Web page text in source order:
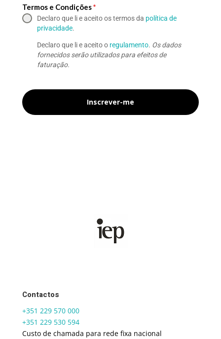
Termos e Condições*
Declaro que li e aceito os termos da política de
privacidade.
Declaro que li e aceito o regulamento. Os dados
fornecidos serão utilizados para efeitos de
faturação.
Inscrever-me
Contactos
+351 229 570 000
+351 229 530 594
Custo de chamada para rede fixa nacional